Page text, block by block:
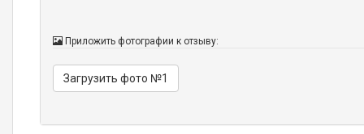
Приложить фотографии к отзыву:
Загрузить фото №1